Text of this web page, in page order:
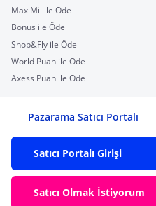
MaxiMil ile Öde
Bonus ile Öde
Shop&Fly ile Öde
World Puan ile Öde
Axess Puan ile Öde
Pazarama Satıcı Portalı
Satıcı Portalı Girişi
Satıcı Olmak İstiyorum